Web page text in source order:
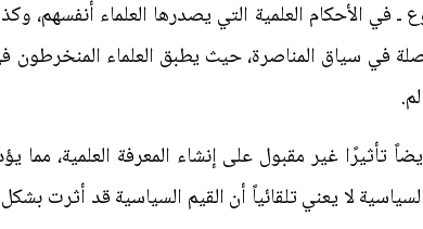
ـ في الأحكام العلمية التي يصدرها العلماء أنفسهم،
في سياق المناصرة، حيث يطبق العلماء المنخرطون
تأثيرًا غير مقبول على إنشاء المعرفة العلمية، مما
لا يعني تلقائياً أن القيم السياسية قد أثرت